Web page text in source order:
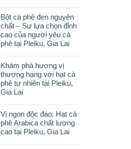
Bột cà phê đen nguyên
chất – Sự lựa chọn đỉnh
cao của người yêu cà
phê tại Pleiku, Gia Lai
Khám phá hương vị
thượng hạng với hạt cà
phê tự nhiên tại Pleiku,
Gia Lai
Vị ngon độc đáo: Hạt cà
phê Arabica chất lượng
cao tại Pleiku, Gia Lai